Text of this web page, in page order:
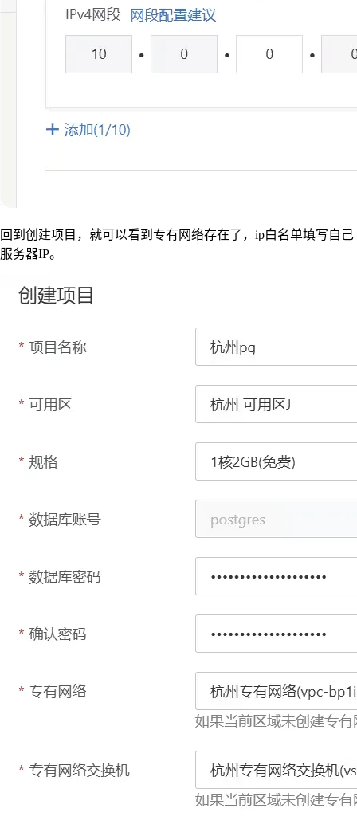
回到创建项目，就可以看到专有网络存在了，ip白名单填写自己
服务器IP。